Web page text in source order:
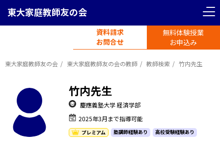
東大家庭教師友の会
資料請求
お問合せ
無料体験授業
お申込み
東大家庭教師友の会 東大家庭教師友の会の教師 教師検索 竹内先生
竹内先生
慶應義塾大学 経済学部
2025年3月まで指導可能
プレミアム 塾講師経験あり 高校受験経験あり